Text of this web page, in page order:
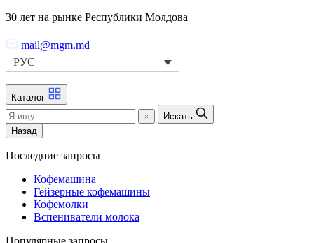
Skip
the
content
30 лет на рынке Республики Молдова
mail@mgm.md
РУС
Каталог
Искать
Назад
Последние запросы
Кофемашина
Гейзерные кофемашины
Кофемолки
Вспениватели молока